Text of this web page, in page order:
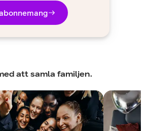
att samla familjen.